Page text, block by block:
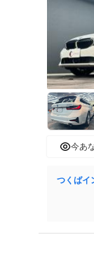
今あ
つくばイ